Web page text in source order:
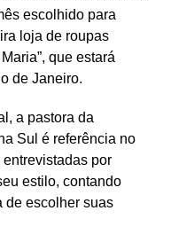
escolhido para
loja de roupas
que estará
de Janeiro.
a pastora da
Sul é referência no
por
estilo, contando
de escolher suas